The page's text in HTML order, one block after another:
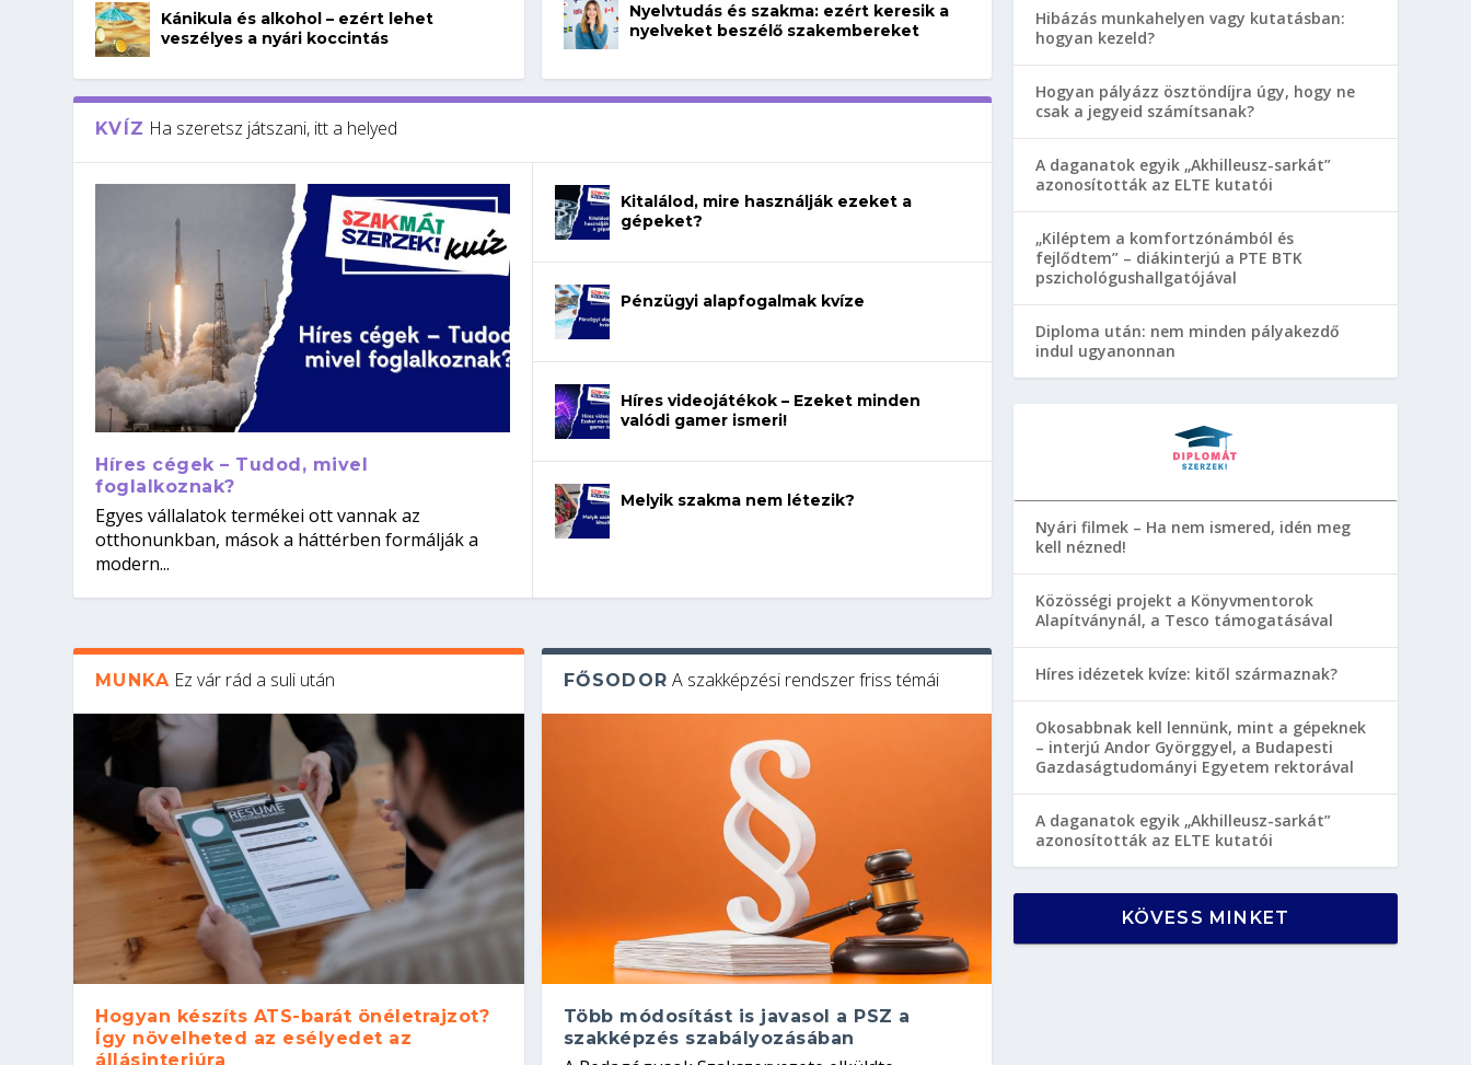
Kánikula és alkohol – ezért lehet
veszélyes a nyári koccintás
Nyelvtudás és szakma: ezért keresik a
nyelveket beszélő szakembereket
KVÍZ Ha szeretsz játszani, itt a helyed
Híres cégek – Tudod, mivel
foglalkoznak?
Egyes vállalatok termékei ott vannak az
otthonunkban, mások a háttérben formálják a
modern...
Kitalálod, mire használják ezeket a
gépeket?
Pénzügyi alapfogalmak kvíze
Híres videojátékok – Ezeket minden
valódi gamer ismeri!
Melyik szakma nem létezik?
MUNKA Ez vár rád a suli után
Hogyan készíts ATS-barát önéletrajzot?
Így növelheted az esélyedet az
állásinterjúra
FŐSODOR A szakképzési rendszer friss témái
Több módosítást is javasol a PSZ a
szakképzés szabályozásában
Hibázás munkahelyen vagy kutatásban:
hogyan kezeld?
Hogyan pályázz ösztöndíjra úgy, hogy ne
csak a jegyeid számítsanak?
A daganatok egyik „Akhilleusz-sarkát”
azonosították az ELTE kutatói
„Kiléptem a komfortzónámból és
fejlődtem” – diákinterjú a PTE BTK
pszichológushallgatójával
Diploma után: nem minden pályakezdő
indul ugyanonnan
Nyári filmek – Ha nem ismered, idén meg
kell nézned!
Közösségi projekt a Könyvmentorok
Alapítványnál, a Tesco támogatásával
Híres idézetek kvíze: kitől származnak?
Okosabbnak kell lennünk, mint a gépeknek
– interjú Andor Györggyel, a Budapesti
Gazdaságtudományi Egyetem rektorával
A daganatok egyik „Akhilleusz-sarkát”
azonosították az ELTE kutatói
KÖVESS MINKET